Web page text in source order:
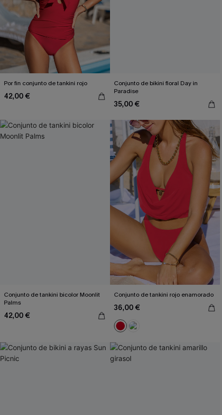
Por fin conjunto de tankini rojo
42,00 €
Conjunto de bikini floral Day in
Paradise
35,00 €
Conjunto de tankini bicolor Moonlit
Palms
42,00 €
Conjunto de tankini rojo enamorado
36,00 €